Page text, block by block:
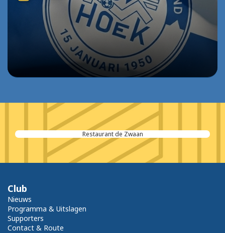
Bouwmarkt De Ritter
Club
Nieuws
Programma & Uitslagen
Supporters
Contact & Route